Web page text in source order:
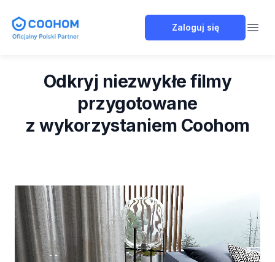
Coohom Polska Zaloguj się
Odkryj niezwykłe filmy
przygotowane
z wykorzystaniem Coohom